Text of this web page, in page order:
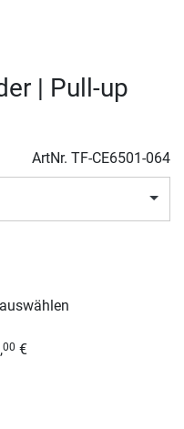
| Pull-up
ArtNr. TF-CE6501-064
00 €